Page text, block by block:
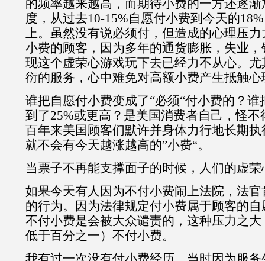
的频率越来越高，而期待小费的一方还逐
度，从过去10-15%自愿付小费到今天的
上。虽然没有说必须付，但造成的心理压
小费的顾客，因为多年的通货膨胀，失业
现这个虚荣心游戏玩下去已经力不从心。
衍的服务，心中难免对高额小费产生抵触心
谁把自愿付小费变成了“必须“付小费的？谁
到了25%或更高？是美国消费者自己，怪
百年来美国顾客们默许并身体力行地长期执
就不会有今天越涨越高的”小费“。
当票子不再能支撑面子的时候，人们的虚
如果今天有人因为不付小费闹上法院，法
的行为。因为法律规定付小费属于顾客的
不付小费是会被大众谴责的，这种压力之
低于百分之一）不付小费。